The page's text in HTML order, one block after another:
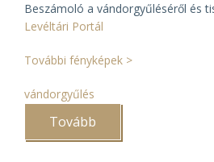
Beszámoló a vándorgyűléséről és
Levéltári Portál
További fényképek >
vándorgyűlés
Tovább
az